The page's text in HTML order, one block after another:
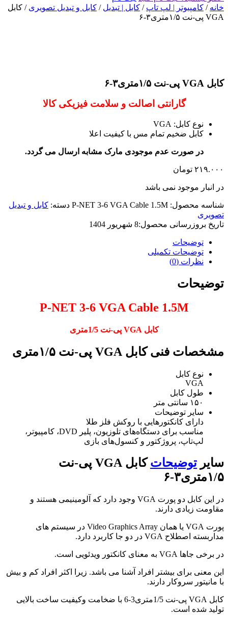
خانه / کامپیوتر | لپ تاپ / کابل | تبدیل / کابل و تبدیل تصویری / کابل
VGA پی-نت ۱/۵متری۳-۶
کابل VGA پی-نت ۱/۵متری۳-۶
گارانتی اصالت و سلامت فیزیکی کالا
نوع کابل: VGA
کابل ضخیم تمام مس با کیفیت اعلا
در صورت عدم موجودی مارک مشابه ارسال می گردد.
۲۱۹.۰۰۰ تومان
در انبار موجود نمی باشد
شناسه محصول: P-NET 3-6 VGA Cable 1.5M دسته: کابل و تبدیل
تصویری
تاریخ بروزرسانی محصول:8 شهریور 1404
توضیحات
توضیحات تکمیلی
نظرات (0)
توضیحات
P-NET 3-6 VGA Cable 1.5M
کابل VGA پی-نت 1/5متری
مشخصات فنی کابل VGA پی-نت ۱/۵متری
نوع کابل
VGA
طول کابل
۱۵۰ سانتی متر
سایر توضیحات
دارای کانکتورهایی با روکش فلز طلا
مناسب برای دستگاه‌های تلوزیون، پلیر DVD، کامپیوتر،
لپ‌‍‌تاپ، پروژکتور و کنسول‌های بازی
سایر توضیحات
کابل VGA پی-نت
۱/۵متری۳-۶
در این کابل دو پورت VGA وجود دارد که آلومینیمی هستند و
مقاومت زیادی دارند.
پورت VGA یا همان Video Graphics Array در سیستم های
مداربسته اصطلاح VGA در دو جا کاربرد دارد.
در برخی جاها VGA به معنای کانکتور ویدئویی است.
این معنی برای بیشتر افراد آشنا می باشد. زیرا اکثر افراد کم و بیش
با مانیتور سروکار دارند.
کابل VGA پی-نت 1/5متری3-6 با ضخامت وکیفیت ساخت بالایی
تولید شده است.